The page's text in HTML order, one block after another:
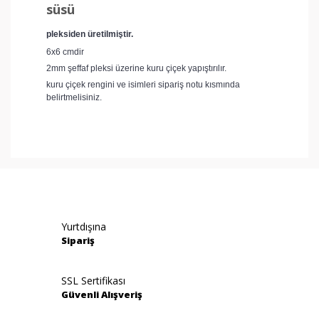
süsü
pleksiden üretilmiştir.
6x6 cmdir
2mm şeffaf pleksi üzerine kuru çiçek yapıştırılır.
kuru çiçek rengini ve isimleri sipariş notu kısmında
belirtmelisiniz.
Ürün resmi kalitesiz, bozuk veya görüntülenemiyor.
Ürün bilgilerinde hatalar bulunuyor.
Ürün fiyatı diğer sitelerden daha pahalı.
Yurtdışına
Sipariş
SSL Sertifikası
Güvenli Alışveriş